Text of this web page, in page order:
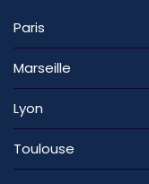
Paris
Marseille
Lyon
Toulouse